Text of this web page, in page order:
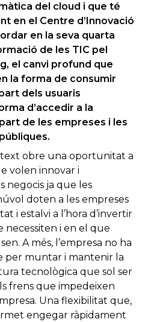
del cloud i que té
en el Centre d’Innovació
en la seva quarta
de les TIC pel
el canvi profund que
la forma de consumir
dels usuaris
d’accedir a la
de les empreses i les
obre una oportunitat a
volen innovar i
negocis ja que les
doten a les empreses
i estalvi a l’hora d’invertir
necessiten i en el que
A més, l’empresa no ha
per muntar i mantenir la
tecnològica que sol ser
frens que impedeixen
Una flexibilitat que,
engegar ràpidament